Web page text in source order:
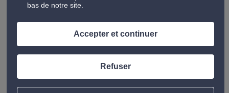
Citygo, une application conçue
pour les grandes villes
dédiée aux trajets urbains dans de grandes villes
comme Paris, Lyon ou Bordeaux. L’application vous
aide à trouver des covoiturages domicile-travail,
bas de notre site.
Refuser
Accepter et continuer